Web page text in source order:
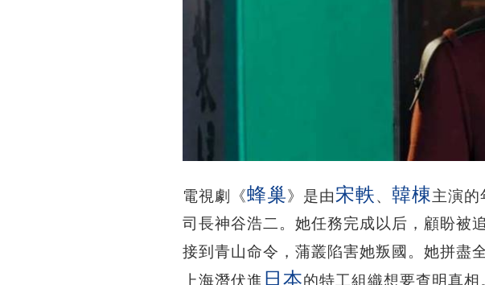
電視劇《蜂巢》是由宋軼、 韓棟主演的
司長神谷浩二。她任務完成以后，顧盼被
接到青山命令，蒲叢陷害她叛國。她拼盡
上海潛伏進 日本的特工組織想要查明真相